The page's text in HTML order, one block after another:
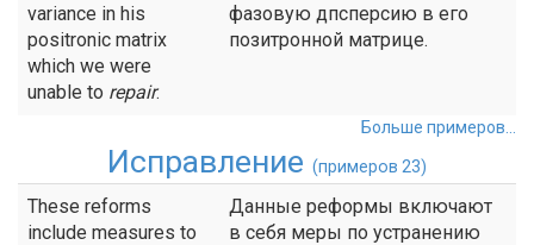
variance in his
positronic matrix
which we were
unable to repair.
фазовую дпсперсию в его
позитронной матрице.
Больше примеров...
Исправление (примеров 23)
These reforms
include measures to
Данные реформы включают
в себя меры по устранению